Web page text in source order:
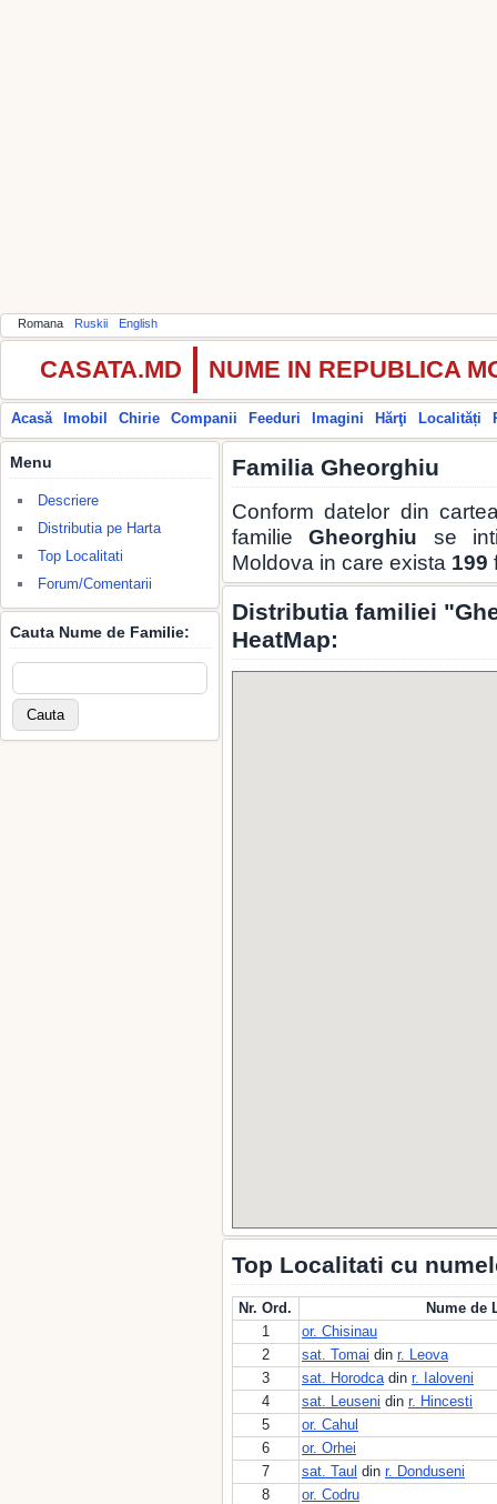
Romana Ruskii English
CASATA.MD NUME IN REPUBLICA
Acasă Imobil Chirie Companii Feeduri Imagini Hărţi Localități
Menu
Descriere
Distributia pe Harta
Top Localitati
Forum/Comentarii
Cauta Nume de Familie:
Familia Gheorghiu
Conform datelor din
familieGheorghiu se
Moldova in care exista 199
Distributia familiei
HeatMap:
Top Localitati cu
Nr. Ord.
Nume de
1
or. Chisinau
2
sat. Tomai din r. Leova
3
sat. Horodcadin r. Ialoveni
4
sat. Leuseni din r. Hincesti
5
or. Cahul
6
or. Orhei
7
sat. Taul din r. Donduseni
8
or. Codru